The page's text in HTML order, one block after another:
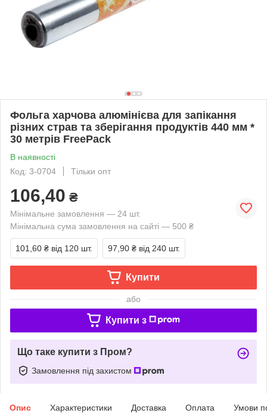
Фольга харчова алюмінієва для запікання
різних страв та зберігання продуктів 440 мм *
30 метрів FreePack
В наявності
Код: 3-0704
Тільки опт
106,40 ₴
Мінімальне замовлення — 24 шт.
Мінімальна сума замовлення на сайті — 500 ₴
101,60 ₴ від 120 шт. 97,90 ₴ від 240 шт.
Купити
або
Купити з
Що таке купити з Пром?
Замовлення під захистом
Опис Характеристики Доставка Оплата Умови